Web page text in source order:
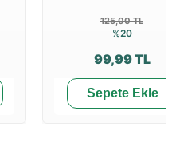
125,00 TL
%20
99,99 TL
Sepete Ekle